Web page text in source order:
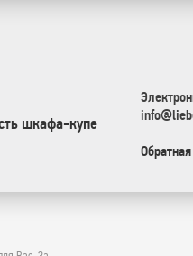
шкафа-купе